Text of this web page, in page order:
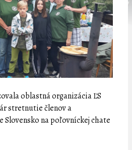
oblastná organizácia ĽS
stretnutie členov a
Slovensko na poľovníckej chate